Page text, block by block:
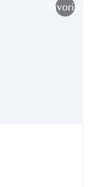
favorite